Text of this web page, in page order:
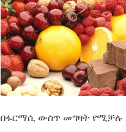
በፋርማሲ ውስጥ መግዛት